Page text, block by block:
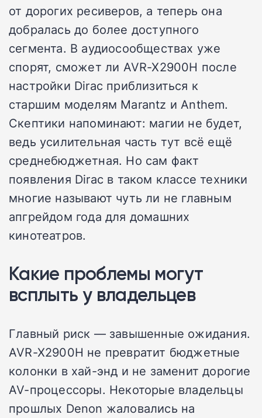
от дорогих ресиверов, а теперь она
добралась до более доступного
сегмента. В аудиосообществах уже
спорят, сможет ли AVR-X2900H после
настройки Dirac приблизиться к
старшим моделям Marantz и Anthem.
Скептики напоминают: магии не будет,
ведь усилительная часть тут всё ещё
среднебюджетная. Но сам факт
появления Dirac в таком классе техники
многие называют чуть ли не главным
апгрейдом года для домашних
кинотеатров.
Какие проблемы могут
всплыть у владельцев
Главный риск — завышенные ожидания.
AVR-X2900H не превратит бюджетные
колонки в хай-энд и не заменит дорогие
AV-процессоры. Некоторые владельцы
прошлых Denon жаловались на